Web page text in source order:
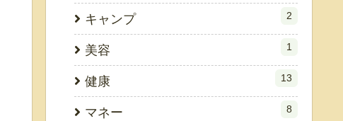
キャンプ 2
美容 1
健康 13
マネー 8